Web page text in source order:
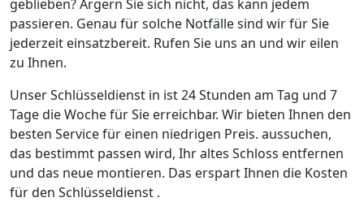
geblieben? Ärgern Sie sich nicht, das kann jedem
passieren. Genau für solche Notfälle sind wir für Sie
jederzeit einsatzbereit. Rufen Sie uns an und wir eilen
zu Ihnen.
Unser Schlüsseldienst in ist 24 Stunden am Tag und 7
Tage die Woche für Sie erreichbar. Wir bieten Ihnen den
besten Service für einen niedrigen Preis. aussuchen,
das bestimmt passen wird, Ihr altes Schloss entfernen
und das neue montieren. Das erspart Ihnen die Kosten
für den Schlüsseldienst .